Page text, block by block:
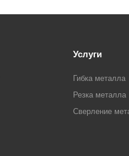
Услуги
Гибка металла
Резка металла
Сверление